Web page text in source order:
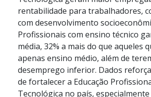
rentabilidade para trabalhadores,
com desenvolvimento
Profissionais com ensino técnico
média, 32% a mais do que aqueles
apenas ensino médio, além de
desemprego inferior. Dados
de fortalecer a Educação
Tecnológica no país,